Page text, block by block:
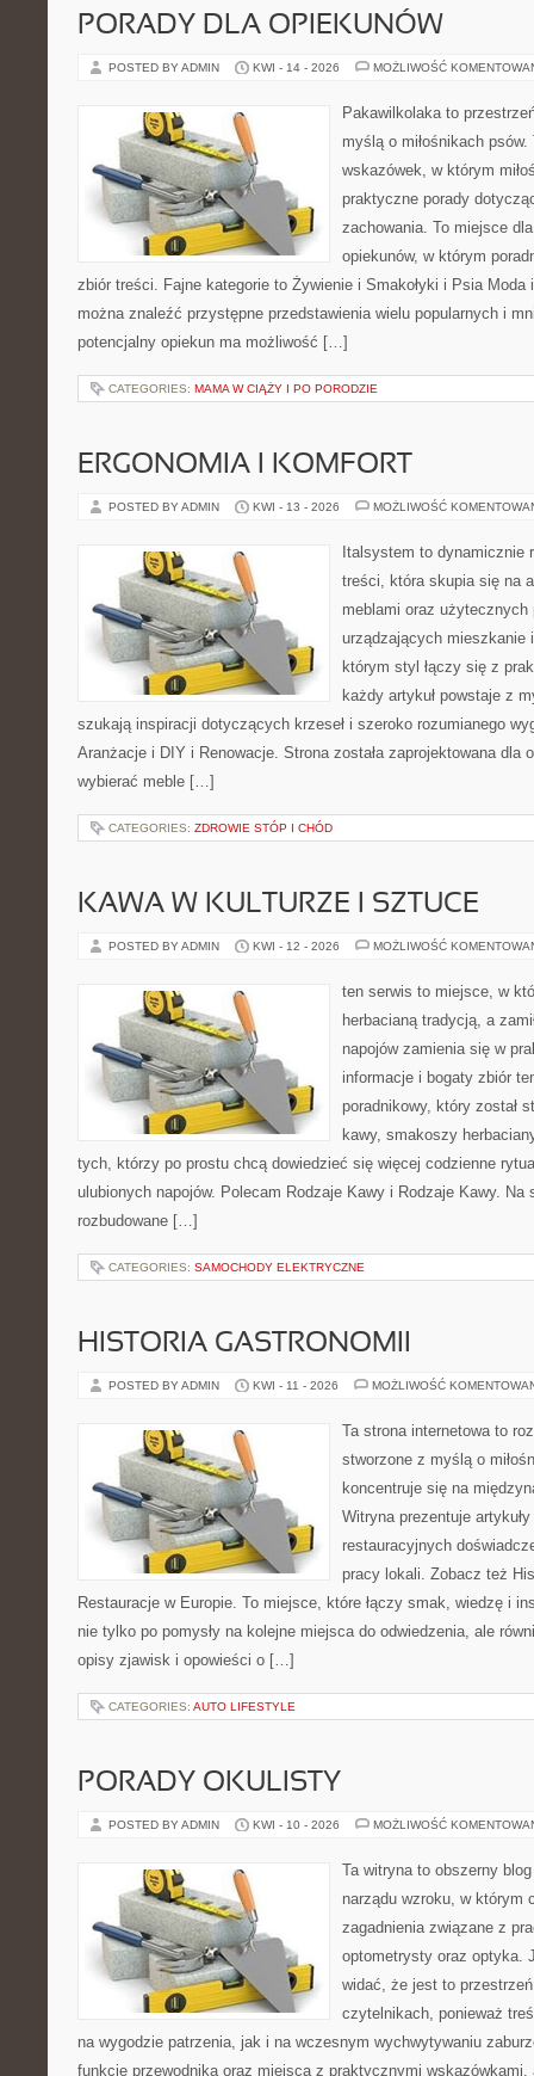
PORADY DLA OPIEKUNÓW
POSTED BY ADMIN KWI - 14 - 2026 MOŻLIWOŚĆ
Pakawilkolaka to
myślą o miłośnikach
wskazówek, w którym
praktyczne porady
zachowania. To miejsce
opiekunów, w którym
zbiór treści. Fajne kategorie to Żywienie i Smakołyki i Psia Moda
można znaleźć przystępne przedstawienia wielu popularnych i
potencjalny opiekun ma możliwość […]
CATEGORIES: MAMA W CIĄŻY I PO PORODZIE
ERGONOMIA I KOMFORT
POSTED BY ADMIN KWI - 13 - 2026 MOŻLIWOŚĆ
Italsystem to dynamicznie
treści, która skupia się na
meblami oraz użytecznych
urządzających mieszkanie
którym styl łączy się z
każdy artykuł powstaje z
szukają inspiracji dotyczących krzeseł i szeroko rozumianego
Aranżacje i DIY i Renowacje. Strona została zaprojektowana dla
wybierać meble […]
CATEGORIES: ZDROWIE STÓP I CHÓD
KAWA W KULTURZE I SZTUCE
POSTED BY ADMIN KWI - 12 - 2026 MOŻLIWOŚĆ
ten serwis to miejsce, w
herbacianą tradycją, a
napojów zamienia się w
informacje i bogaty zbiór
poradnikowy, który został
kawy, smakoszy
tych, którzy po prostu chcą dowiedzieć się więcej codzienne
ulubionych napojów. Polecam Rodzaje Kawy i Rodzaje Kawy. Na
rozbudowane […]
CATEGORIES: SAMOCHODY ELEKTRYCZNE
HISTORIA GASTRONOMII
POSTED BY ADMIN KWI - 11 - 2026 MOŻLIWOŚĆ
Ta strona internetowa to
stworzone z myślą o
koncentruje się na
Witryna prezentuje
restauracyjnych
pracy lokali. Zobacz też
Restauracje w Europie. To miejsce, które łączy smak, wiedzę i
nie tylko po pomysły na kolejne miejsca do odwiedzenia, ale
opisy zjawisk i opowieści o […]
CATEGORIES: AUTO LIFESTYLE
PORADY OKULISTY
POSTED BY ADMIN KWI - 10 - 2026 MOŻLIWOŚĆ
Ta witryna to obszerny
narządu wzroku, w którym
zagadnienia związane z
optometrysty oraz optyka.
widać, że jest to
czytelnikach, ponieważ
na wygodzie patrzenia, jak i na wczesnym wychwytywaniu
funkcję przewodnika oraz miejsca z praktycznymi wskazówkami,